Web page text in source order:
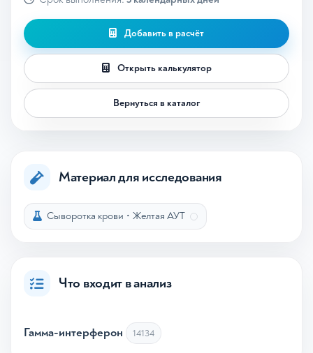
Добавить в расчёт
Открыть калькулятор
Вернуться в каталог
Материал для исследования
Сыворотка крови • Желтая АУТ
Что входит в анализ
Гамма-интерферон 14134